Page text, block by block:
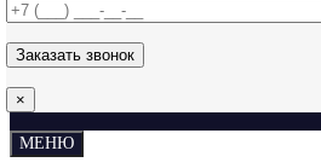
×
МЕНЮ